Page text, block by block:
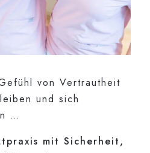
von Vertrautheit
und sich
…
mit Sicherheit,